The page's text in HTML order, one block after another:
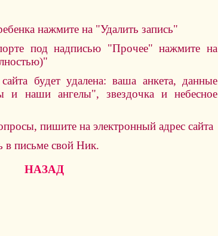
нажмите на "Удалить запиcь"
под надписью "Прочее" нажмите на
будет удалена: ваша анкета, данные
наши ангелы", звездочка и небесное
пишите на электронный адрес сайта
в письме свой Ник.
НАЗАД